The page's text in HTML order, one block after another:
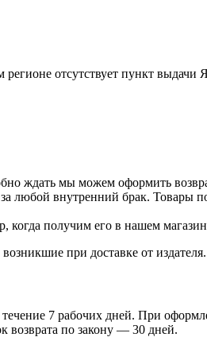
отсутствует пункт
ждать мы можем оформить
любой внутренний брак. Товары
когда получим его в нашем
при доставке от
7 рабочих дней. При
возврата по закону — 30 дней.